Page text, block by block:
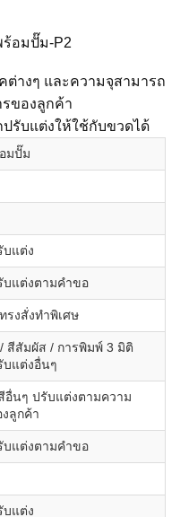
ร้อมปั๊ม-P2
ต่างๆ และความจุสามารถ
ของลูกค้า
รับแต่งให้ใช้กับขวดได้
มปั๊ม
บแต่ง
บแต่งตามคำขอ
รงสั่งทำพิเศษ
/ สีสัมผัส / การพิมพ์ 3 มิติ
บแต่งอื่นๆ
อื่นๆ ปรับแต่งตามความ
ลูกค้า
บแต่งตามคำขอ
บแต่ง